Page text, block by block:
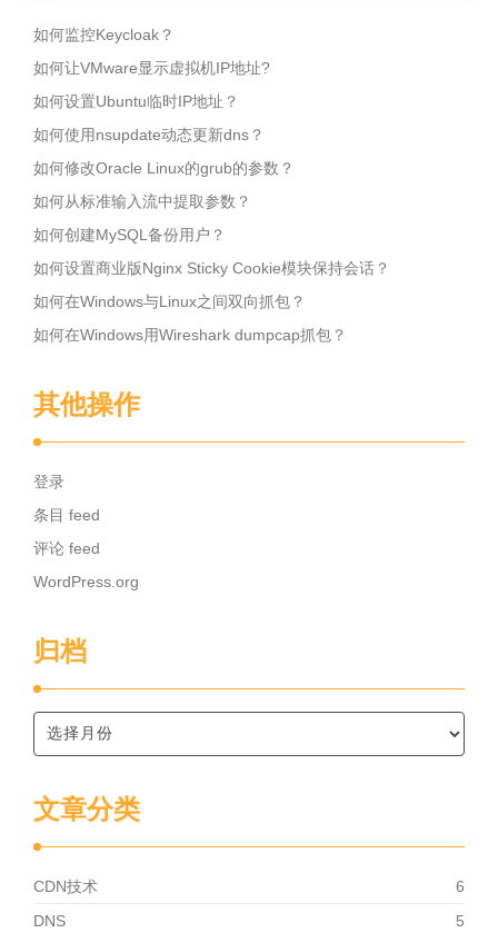
如何监控Keycloak？
如何让VMware显示虚拟机IP地址?
如何设置Ubuntu临时IP地址？
如何使用nsupdate动态更新dns？
如何修改Oracle Linux的grub的参数？
如何从标准输入流中提取参数？
如何创建MySQL备份用户？
如何设置商业版Nginx Sticky Cookie模块保持会话？
如何在Windows与Linux之间双向抓包？
如何在Windows用Wireshark dumpcap抓包？
其他操作
登录
条目 feed
评论 feed
WordPress.org
归档
文章分类
CDN技术
6
DNS
5